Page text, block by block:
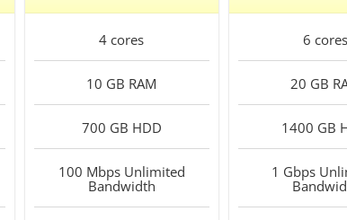
4 cores
10 GB RAM
700 GB HDD
100 Mbps Unlimited
Bandwidth
6 cores
20 GB
1400 GB
1 Gbps